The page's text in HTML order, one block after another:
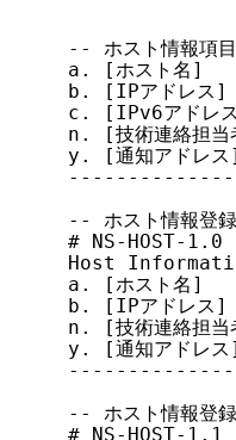
-- ホスト情
a. [ホスト名]
b. [IPアドレ
c. [IPv6アドレ
n. [技術連絡
y. [通知アド
-- ホスト情
# NS-HOST-1.0
Host
a. [ホスト名]
b. [IPアドレス]
n. [技術連絡担当
y. [通知アドレス]
-- ホスト情報
# NS-HOST-1.1